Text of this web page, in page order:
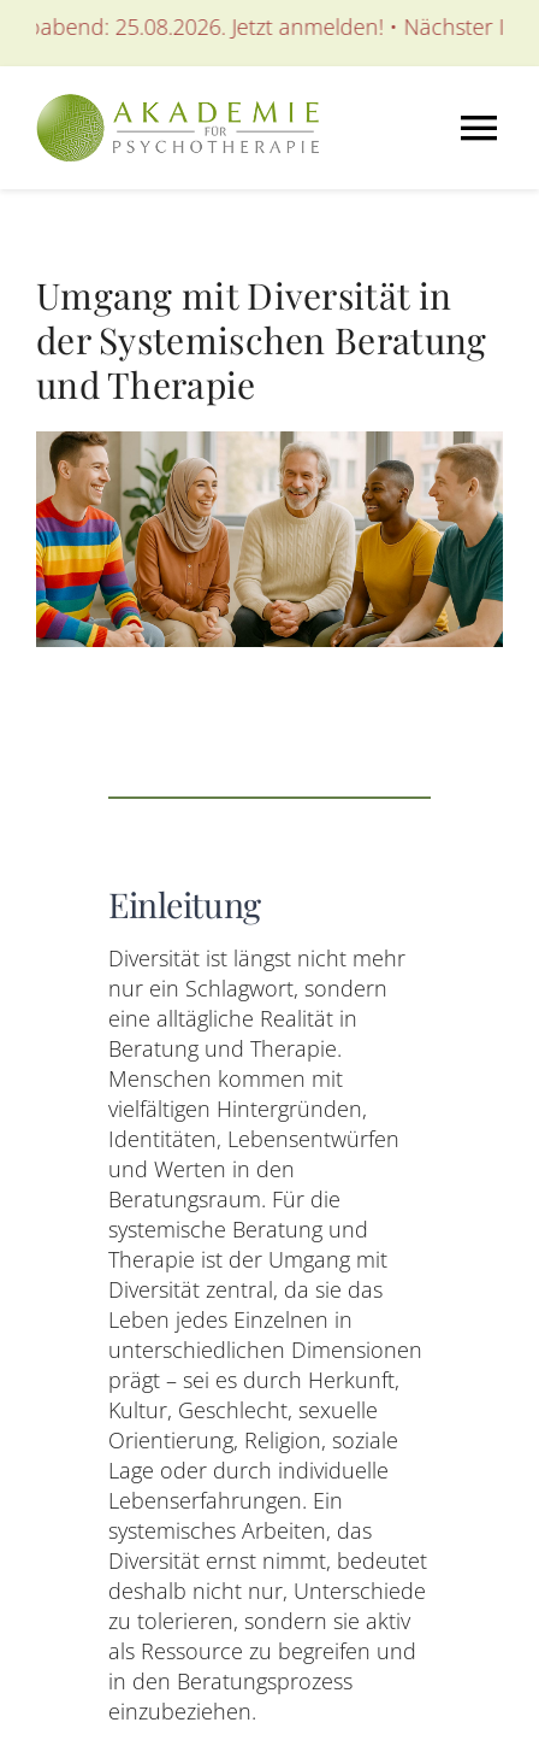
Inhalt
springen
25.08.2026. Jetzt anmelden! • Nächster Infoabend:
AUSBILDUNGEN
WEITERBILDUNGEN
SEMINARE / KURSE
AKTUELLES
SERVICE
Umgang mit Diversität in
der Systemischen Beratung
und Therapie
Einleitung
Diversität ist längst nicht mehr
nur ein Schlagwort, sondern
eine alltägliche Realität in
Beratung und Therapie.
Menschen kommen mit
vielfältigen Hintergründen,
Identitäten, Lebensentwürfen
und Werten in den
Beratungsraum. Für die
systemische Beratung und
Therapie ist der Umgang mit
Diversität zentral, da sie das
Leben jedes Einzelnen in
unterschiedlichen Dimensionen
prägt – sei es durch Herkunft,
Kultur, Geschlecht, sexuelle
Orientierung, Religion, soziale
Lage oder durch individuelle
Lebenserfahrungen. Ein
systemisches Arbeiten, das
Diversität ernst nimmt, bedeutet
deshalb nicht nur, Unterschiede
zu tolerieren, sondern sie aktiv
als Ressource zu begreifen und
in den Beratungsprozess
einzubeziehen.